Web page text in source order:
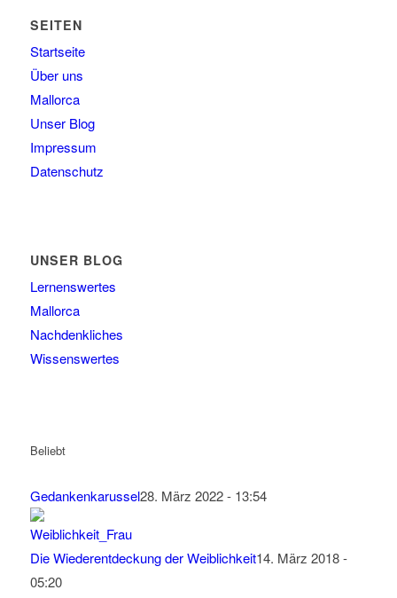
SEITEN
Startseite
Über uns
Mallorca
Unser Blog
Impressum
Datenschutz
UNSER BLOG
Lernenswertes
Mallorca
Nachdenkliches
Wissenswertes
Beliebt
Gedankenkarussel28. März 2022 - 13:54
Die Wiederentdeckung der Weiblichkeit14. März 2018 -
05:20